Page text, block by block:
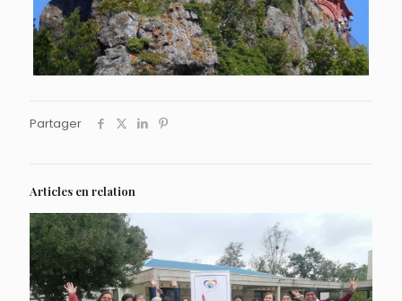
Partager
Articles en relation